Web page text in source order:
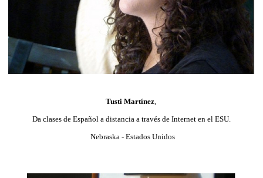
Tusti Martínez,
Da clases de Español a distancia a través de Internet en el ESU.
Nebraska - Estados Unidos